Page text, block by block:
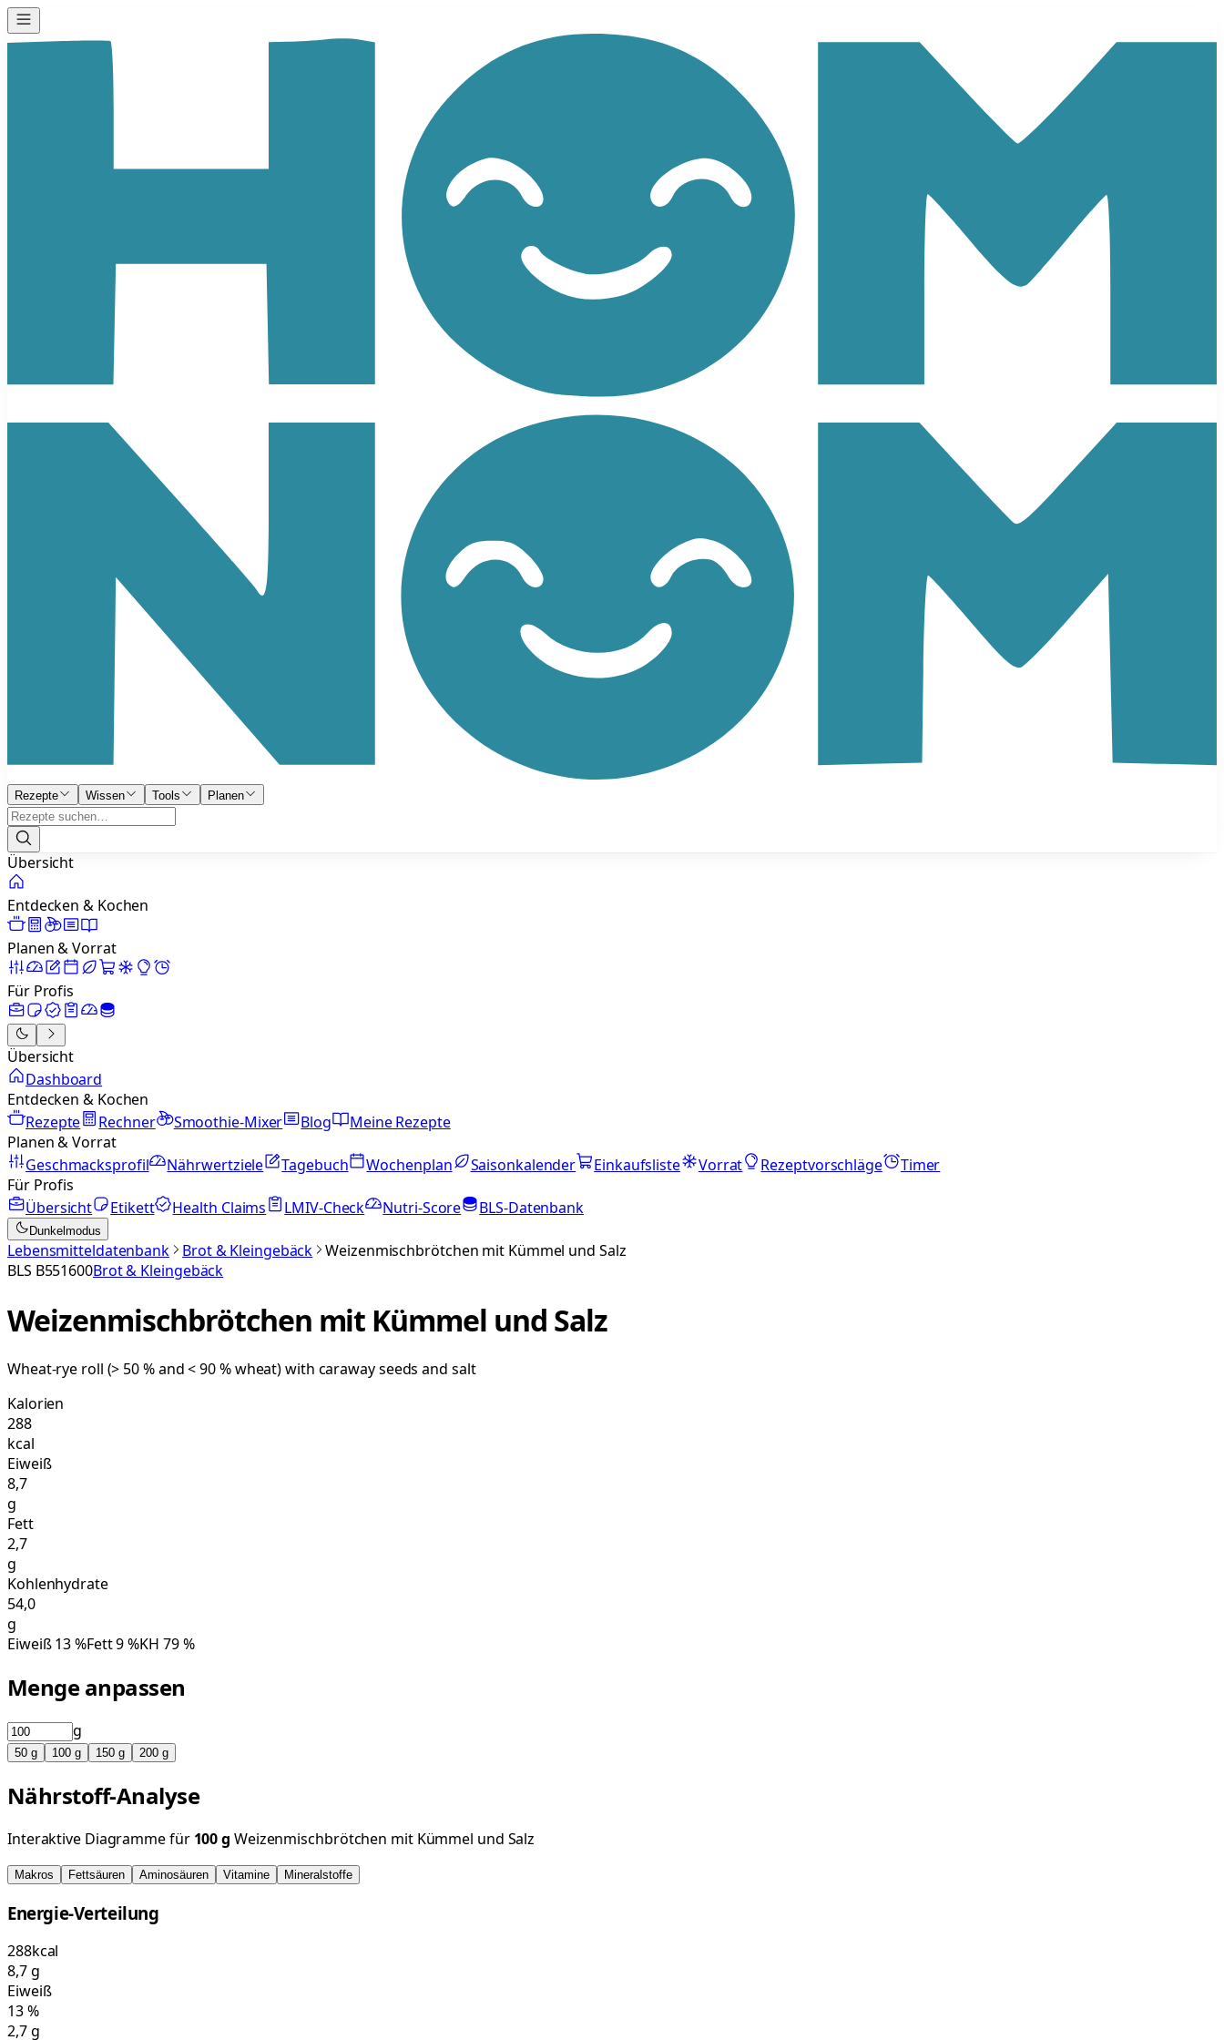
Rezepte Wissen Tools Planen
Übersicht
Entdecken & Kochen
Planen & Vorrat
Für Profis
Übersicht
Dashboard
Entdecken & Kochen
Rezepte
Rechner Smoothie-Mixer Blog
Meine Rezepte
Planen & Vorrat
Geschmacksprofil
Nährwertziele Tagebuch Wochenplan Saisonkalender Einkaufsliste Vorrat Rezeptvorschläge
Timer
Für Profis
Übersicht
Etikett Health Claims LMIV-Check Nutri-Score BLS-Datenbank
Dunkelmodus
Lebensmitteldatenbank Brot & Kleingebäck
Weizenmischbrötchen mit Kümmel und Salz
BLS B551600Brot & Kleingebäck
Weizenmischbrötchen mit Kümmel und Salz
Wheat-rye roll (> 50 % and < 90 % wheat) with caraway seeds and salt
Kalorien
288
kcal
Eiweiß
8,7
g
Fett
2,7
g
Kohlenhydrate
54,0
g
Eiweiß13%Fett9%KH 79%
Menge anpassen
g
50 g 100 g 150 g 200 g
Nährstoff-Analyse
Interaktive Diagramme für 100g Weizenmischbrötchen mit Kümmel und Salz
Makros Fettsäuren Aminosäuren Vitamine Mineralstoffe
Energie-Verteilung
288kcal
8,7g
Eiweiß
13%
2,7g